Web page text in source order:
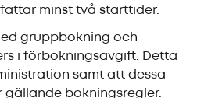
minst två starttider.
gruppbokning och
i förbokningsavgift. Detta
samt att dessa
bokningsregler.